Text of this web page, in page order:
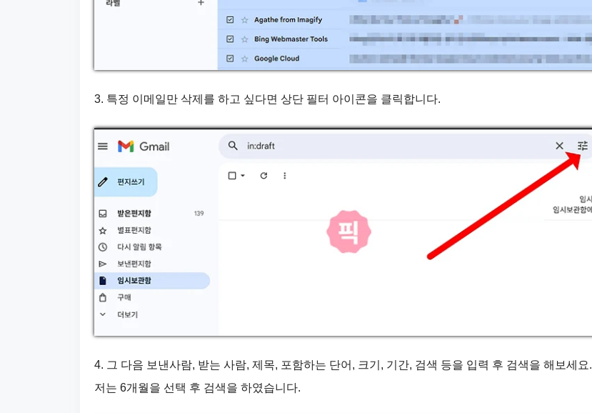
3. 특정 이메일만 삭제를 하고 싶다면 상단 필터 아이콘을 클릭합니다.
4. 그 다음 보낸사람, 받는 사람, 제목, 포함하는 단어, 크기, 기간, 검색 등을 입력 후 검색을 해보세요.
저는 6개월을 선택 후 검색을 하였습니다.